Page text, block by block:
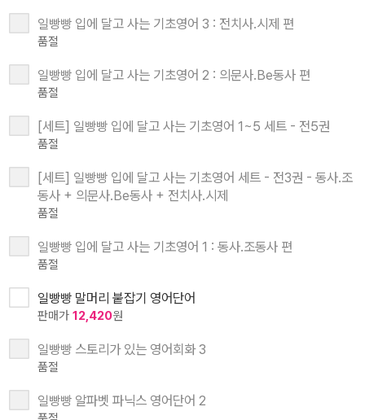
일빵빵 입에 달고 사는 기초영어 3 : 전치사.시제 편
품절
일빵빵 입에 달고 사는 기초영어 2 : 의문사.Be동사 편
품절
[세트] 일빵빵 입에 달고 사는 기초영어 1~5 세트 - 전5권
품절
[세트] 일빵빵 입에 달고 사는 기초영어 세트 - 전3권 - 동사.조
동사 + 의문사.Be동사 + 전치사.시제
품절
일빵빵 입에 달고 사는 기초영어 1 : 동사.조동사 편
품절
일빵빵 말머리 붙잡기 영어단어
판매가 12,420원
일빵빵 스토리가 있는 영어회화 3
품절
일빵빵 알파벳 파닉스 영어단어 2